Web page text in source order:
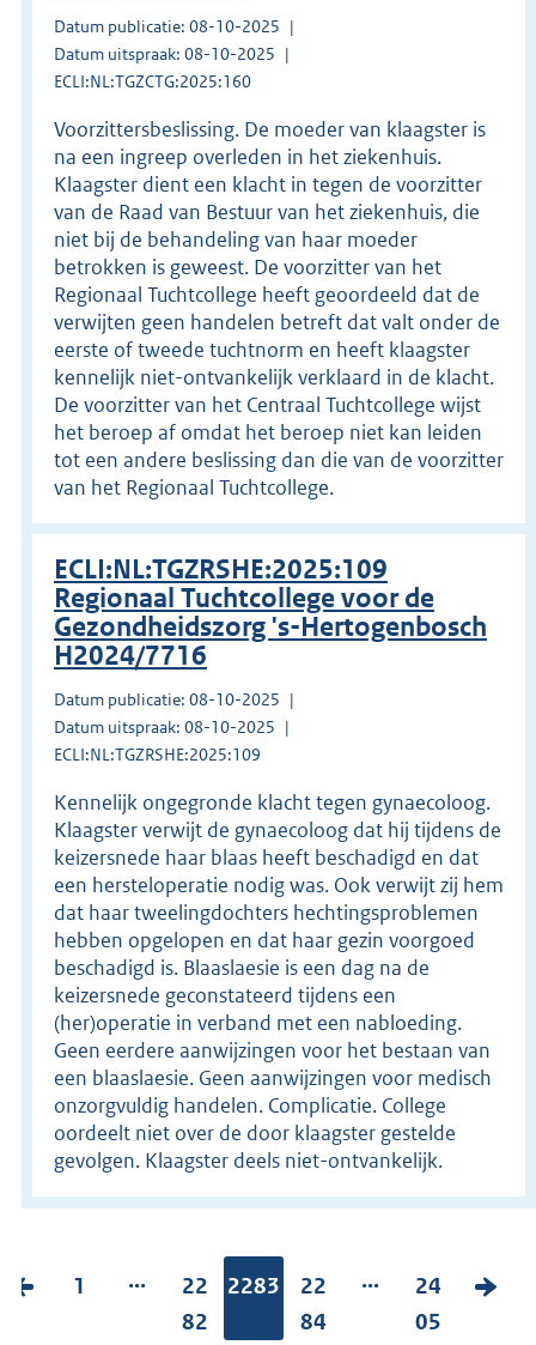
Datum publicatie: 08-10-2025
Datum uitspraak: 08-10-2025
ECLI:NL:TGZCTG:2025:160
Voorzittersbeslissing. De moeder van klaagster is
na een ingreep overleden in het ziekenhuis.
Klaagster dient een klacht in tegen de voorzitter
van de Raad van Bestuur van het ziekenhuis, die
niet bij de behandeling van haar moeder
betrokken is geweest. De voorzitter van het
Regionaal Tuchtcollege heeft geoordeeld dat de
verwijten geen handelen betreft dat valt onder de
eerste of tweede tuchtnorm en heeft klaagster
kennelijk niet-ontvankelijk verklaard in de klacht.
De voorzitter van het Centraal Tuchtcollege wijst
het beroep af omdat het beroep niet kan leiden
tot een andere beslissing dan die van de voorzitter
van het Regionaal Tuchtcollege.
ECLI:NL:TGZRSHE:2025:109
Regionaal Tuchtcollege voor de
Gezondheidszorg 's-Hertogenbosch
H2024/7716
Datum publicatie: 08-10-2025
Datum uitspraak: 08-10-2025
ECLI:NL:TGZRSHE:2025:109
Kennelijk ongegronde klacht tegen gynaecoloog.
Klaagster verwijt de gynaecoloog dat hij tijdens de
keizersnede haar blaas heeft beschadigd en dat
een hersteloperatie nodig was. Ook verwijt zij hem
dat haar tweelingdochters hechtingsproblemen
hebben opgelopen en dat haar gezin voorgoed
beschadigd is. Blaaslaesie is een dag na de
keizersnede geconstateerd tijdens een
(her)operatie in verband met een nabloeding.
Geen eerdere aanwijzingen voor het bestaan van
een blaaslaesie. Geen aanwijzingen voor medisch
onzorgvuldig handelen. Complicatie. College
oordeelt niet over de door klaagster gestelde
gevolgen. Klaagster deels niet-ontvankelijk.
V
P
1 ...
P
a
22
82
Pagina:
2283
P
a
22
84
...
P
a
24
05
V